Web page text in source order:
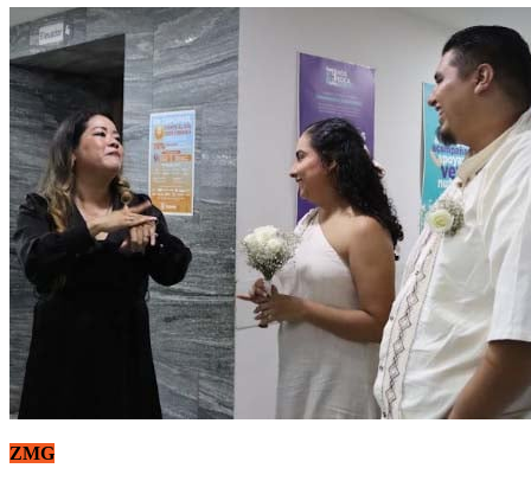
ZMG